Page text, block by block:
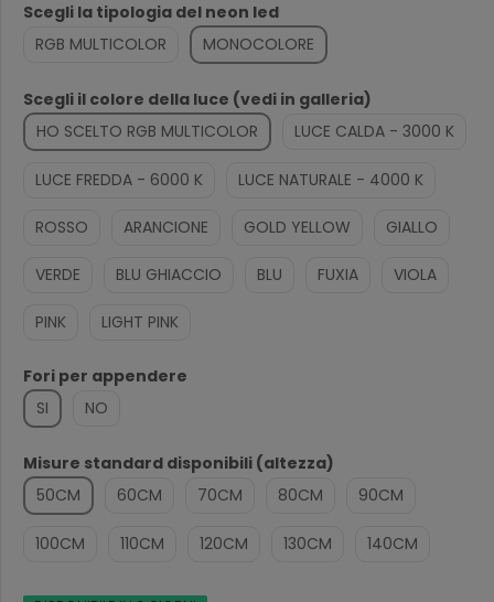
Scegli la tipologia del neon led
RGB MULTICOLOR
MONOCOLORE
Scegli il colore della luce (vedi in galleria)
HO SCELTO RGB MULTICOLOR
LUCE CALDA - 3000 K
LUCE FREDDA - 6000 K LUCE NATURALE - 4000 K
ROSSO ARANCIONE GOLD YELLOW GIALLO
VERDE BLU GHIACCIO BLU FUXIA VIOLA
PINK LIGHT PINK
Fori per appendere
SI
NO
Misure standard disponibili (altezza)
50CM
60CM 70CM 80CM 90CM
100CM 110CM 120CM 130CM 140CM